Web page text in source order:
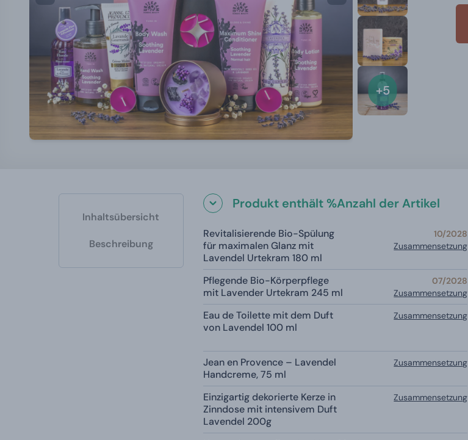
+5
Inhaltsübersicht
Beschreibung
Produkt enthält %Anzahl der Artikel
Revitalisierende Bio-Spülung
für maximalen Glanz mit
Lavendel Urtekram 180 ml
10/2028
Zusammensetzung
Pflegende Bio-Körperpflege
mit Lavender Urtekram 245 ml
07/2028
Zusammensetzung
Eau de Toilette mit dem Duft
von Lavendel 100 ml
Zusammensetzung
Jean en Provence – Lavendel
Handcreme, 75 ml
Zusammensetzung
Einzigartig dekorierte Kerze in
Zinndose mit intensivem Duft
Lavendel 200g
Zusammensetzung